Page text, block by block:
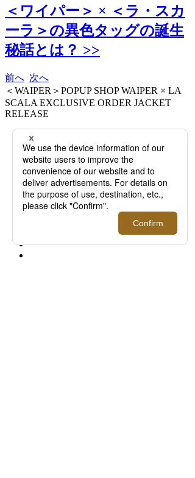
＜ワイパー＞ × ＜ラ・スカ
ーラ＞の異色タッグの誕生
秘話とは？ >>
前へ 次へ
＜WAIPER＞POPUP SHOP WAIPER × LA
SCALA EXCLUSIVE ORDER JACKET
RELEASE